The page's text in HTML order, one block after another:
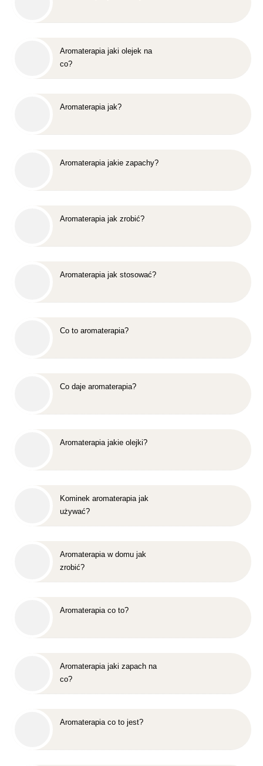
Aromaterapia jaki olejek na
co?
Aromaterapia jak?
Aromaterapia jakie zapachy?
Aromaterapia jak zrobić?
Aromaterapia jak stosować?
Co to aromaterapia?
Co daje aromaterapia?
Aromaterapia jakie olejki?
Kominek aromaterapia jak
używać?
Aromaterapia w domu jak
zrobić?
Aromaterapia co to?
Aromaterapia jaki zapach na
co?
Aromaterapia co to jest?